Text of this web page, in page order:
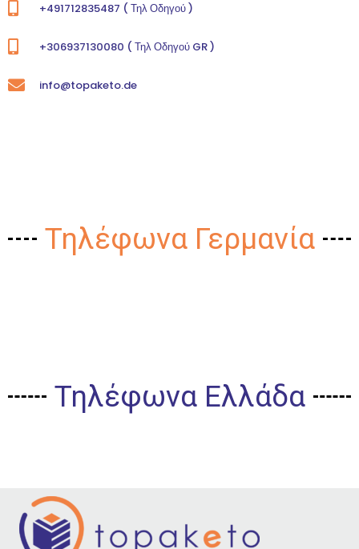
+491712835487 ( Τηλ Οδηγού )
+306937130080 ( Τηλ Οδηγού GR )
info@topaketo.de
Τηλέφωνα Γερμανία
Τηλέφωνα Ελλάδα